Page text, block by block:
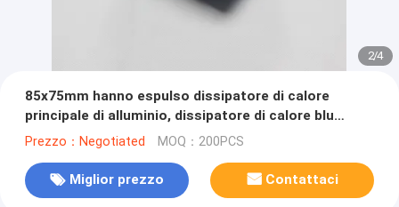
2/4
85x75mm hanno espulso dissipatore di calore
principale di alluminio, dissipatore di calore blu
ISO9001 di alta precisione
Prezzo：Negotiated MOQ：200PCS
Miglior prezzo Contattaci